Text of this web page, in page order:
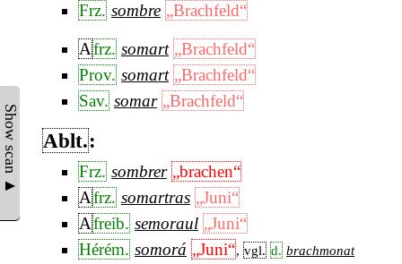
Show scan ▲
Frz. sombre „Brachfeld“
Afrz. somart „Brachfeld“
Prov. somart „Brachfeld“
Sav. somar „Brachfeld“
Ablt.:
Frz. sombrer „brachen“
Afrz. somartras „Juni“
Afreib. semoraul „Juni“
Hérém. somorá „Juni“, vgl. d. brachmonat